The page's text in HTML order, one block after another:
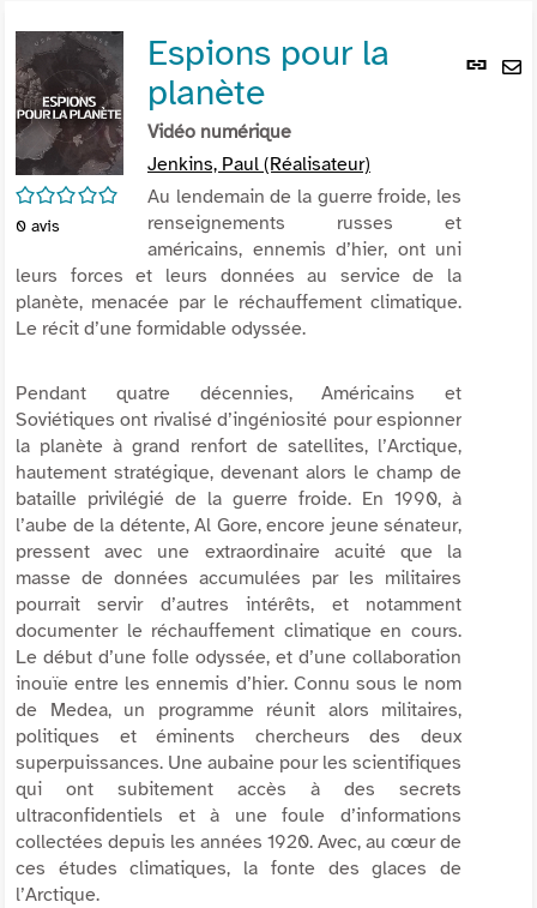
Lien
/5
0 avis
Espions pour la
planète
Vidéo numérique
Jenkins, Paul (Réalisateur)
Au lendemain de la guerre froide, les
renseignements russes et
américains, ennemis d’hier, ont uni
leurs forces et leurs données au service de la
planète, menacée par le réchauffement climatique.
Le récit d’une formidable odyssée.
Pendant quatre décennies, Américains et
Soviétiques ont rivalisé d’ingéniosité pour espionner
la planète à grand renfort de satellites, l’Arctique,
hautement stratégique, devenant alors le champ de
bataille privilégié de la guerre froide. En 1990, à
l’aube de la détente, Al Gore, encore jeune sénateur,
pressent avec une extraordinaire acuité que la
masse de données accumulées par les militaires
pourrait servir d’autres intérêts, et notamment
documenter le réchauffement climatique en cours.
Le début d’une folle odyssée, et d’une collaboration
inouïe entre les ennemis d’hier. Connu sous le nom
de Medea, un programme réunit alors militaires,
politiques et éminents chercheurs des deux
superpuissances. Une aubaine pour les scientifiques
qui ont subitement accès à des secrets
ultraconfidentiels et à une foule d’informations
collectées depuis les années 1920. Avec, au cœur de
ces études climatiques, la fonte des glaces de
l’Arctique.